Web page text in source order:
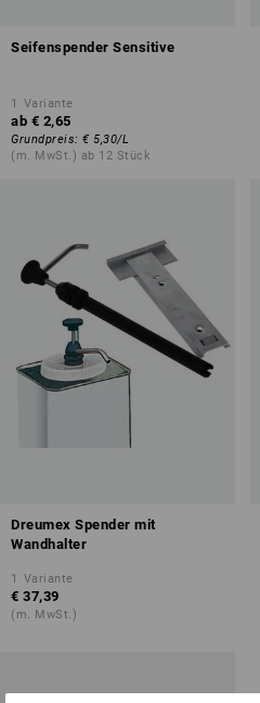
Seifenspender Sensitive
1 Variante
ab € 2,65
Grundpreis: € 5,30/L
(m. MwSt.) ab 12 Stück
Dreumex Spender mit
Wandhalter
1 Variante
€ 37,39
(m. MwSt.)